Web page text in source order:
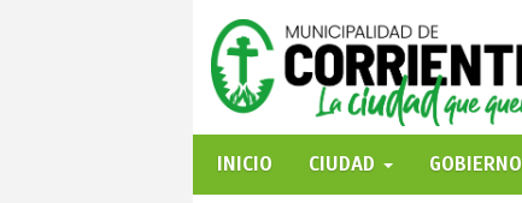
INICIO
CIUDAD GOBIERNO